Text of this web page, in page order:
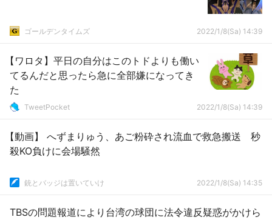
ゴールデンタイムズ 2022/1/8(Sa) 14:39
【ワロタ】平日の自分はこのトドよりも働い
てるんだと思ったら急に全部嫌になってき
た
TweetPocket 2022/1/8(Sa) 14:39
【動画】 へずまりゅう、あご粉砕され流血で救急搬送 秒
殺KO負けに会場騒然
銃とバッジは置いていけ 2022/1/8(Sa) 14:35
TBSの問題報道により台湾の球団に法令違反疑惑がかけら